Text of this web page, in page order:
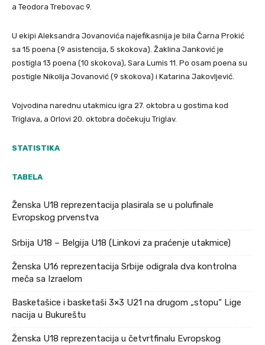
a Teodora Trebovac 9.
U ekipi Aleksandra Jovanovića najefikasnija je bila Čarna Prokić
sa 15 poena (9 asistencija, 5 skokova). Žaklina Janković je
postigla 13 poena (10 skokova), Sara Lumis 11. Po osam poena su
postigle Nikolija Jovanović (9 skokova) i Katarina Jakovljević.
Vojvodina narednu utakmicu igra 27. oktobra u gostima kod
Triglava, a Orlovi 20. oktobra dočekuju Triglav.
STATISTIKA
TABELA
Ženska U18 reprezentacija plasirala se u polufinale
Evropskog prvenstva
Srbija U18 – Belgija U18 (Linkovi za praćenje utakmice)
Ženska U16 reprezentacija Srbije odigrala dva kontrolna
meča sa Izraelom
Basketašice i basketaši 3×3 U21 na drugom „stopu“ Lige
nacija u Bukureštu
Ženska U18 reprezentacija u četvrtfinalu Evropskog